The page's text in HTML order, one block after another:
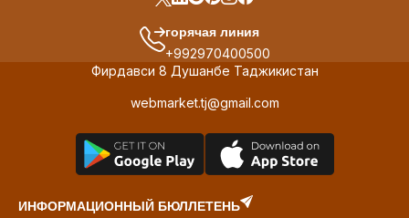
горячая линия
+992970400500
Фирдавси 8 Душанбе Таджикистан
webmarket.tj@gmail.com
ИНФОРМАЦИОННЫЙ БЮЛЛЕТЕНЬ